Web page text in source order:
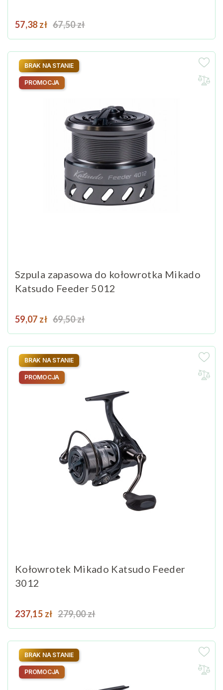
Cena
57,38 zł Cena podstawowa
67,50 zł
Szpula zapasowa do kołowrotka Mikado
Katsudo Feeder 5012
Cena
59,07 zł Cena podstawowa
69,50 zł
BRAK NA STANIE
PROMOCJA
Kołowrotek Mikado Katsudo Feeder
3012
Cena
237,15 zł Cena podstawowa
279,00 zł
BRAK NA STANIE
PROMOCJA
BRAK NA STANIE
PROMOCJA